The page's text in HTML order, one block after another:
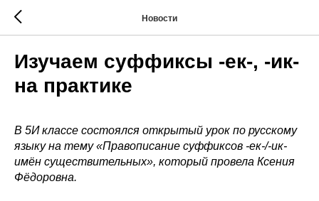
Новости
Изучаем суффиксы -ек-, -ик-
на практике
В 5И классе состоялся открытый урок по русскому
языку на тему «Правописание суффиксов -ек-/-ик-
имён существительных», который провела Ксения
Фёдоровна.